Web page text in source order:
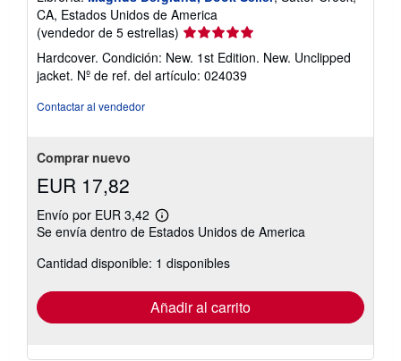
CA, Estados Unidos de America
(vendedor de 5 estrellas) Calificación
vendedor:
5
Hardcover. Condición: New. 1st Edition. New. Unclipped
jacket. Nº de ref. del artículo: 024039
Contactar al vendedor
Comprar nuevo
EUR 17,82
Envío por EUR 3,42
Más
información
las
tarifas
envío
Se envía dentro de Estados Unidos de America
Cantidad disponible: 1 disponibles
Añadir al carrito